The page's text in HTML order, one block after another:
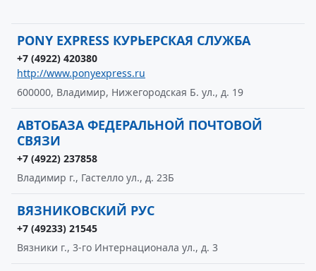
PONY EXPRESS КУРЬЕРСКАЯ СЛУЖБА
+7 (4922) 420380
http://www.ponyexpress.ru
600000, Владимир, Нижегородская Б. ул., д. 19
АВТОБАЗА ФЕДЕРАЛЬНОЙ ПОЧТОВОЙ
СВЯЗИ
+7 (4922) 237858
Владимир г., Гастелло ул., д. 23Б
ВЯЗНИКОВСКИЙ РУС
+7 (49233) 21545
Вязники г., 3-го Интернационала ул., д. 3